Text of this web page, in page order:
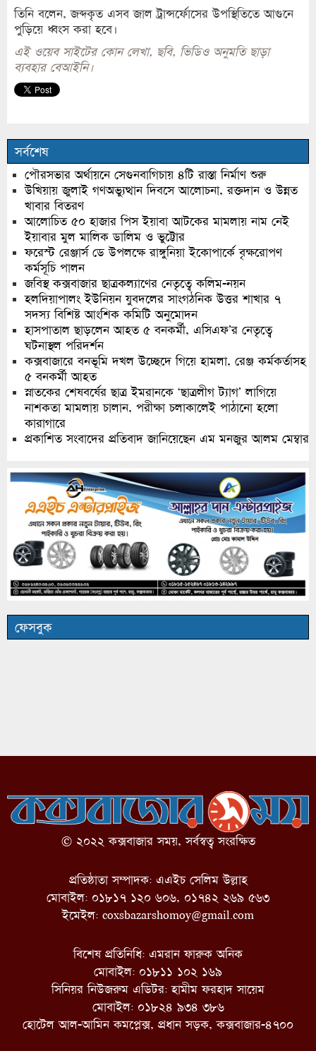
তিনি বলেন, জব্দকৃত এসব জাল ট্রান্সর্ফোসের উপস্থিতিতে আগুনে
পুড়িয়ে ধ্বংস করা হবে।
এই ওয়েব সাইটের কোন লেখা, ছবি, ভিডিও অনুমতি ছাড়া
ব্যবহার বেআইনি।
সর্বশেষ
পৌরসভার অর্থায়নে সেগুনবাগিচায় ৪টি রাস্তা নির্মাণ শুরু
উখিয়ায় জুলাই গণঅভ্যুত্থান দিবসে আলোচনা, রক্তদান ও উন্নত
খাবার বিতরণ
আলোচিত ৫০ হাজার পিস ইয়াবা আটকের মামলায় নাম নেই
ইয়াবার মুল মালিক ডালিম ও ভুট্টোর
ফরেস্ট রেঞ্জার্স ডে উপলক্ষে রাঙ্গুনিয়া ইকোপার্কে বৃক্ষরোপণ
কর্মসূচি পালন
জবিস্থ কক্সবাজার ছাত্রকল্যাণের নেতৃত্বে কলিম-নয়ন
হলদিয়াপালং ইউনিয়ন যুবদলের সাংগঠনিক উত্তর শাখার ৭
সদস্য বিশিষ্ট আংশিক কমিটি অনুমোদন
হাসপাতাল ছাড়লেন আহত ৫ বনকর্মী, এসিএফ’র নেতৃত্বে
ঘটনাস্থল পরিদর্শন
কক্সবাজারে বনভূমি দখল উচ্ছেদে গিয়ে হামলা, রেঞ্জ কর্মকর্তাসহ
৫ বনকর্মী আহত
স্নাতকের শেষবর্ষের ছাত্র ইমরানকে ‘ছাত্রলীগ ট্যাগ’ লাগিয়ে
নাশকতা মামলায় চালান, পরীক্ষা চলাকালেই পাঠানো হলো
কারাগারে
প্রকাশিত সংবাদের প্রতিবাদ জানিয়েছেন এম মনজুর আলম মেম্বার
ফেসবুক
© ২০২২ কক্সবাজার সময়, সর্বস্বত্ব সংরক্ষিত
প্রতিষ্ঠাতা সম্পাদক: এএইচ সেলিম উল্লাহ
মোবাইল: ০১৮১৭ ১২০ ৬০৬, ০১৭৪২ ২৬৯ ৫৬৩
ইমেইল: coxsbazarshomoy@gmail.com
বিশেষ প্রতিনিধি: এমরান ফারুক অনিক
মোবাইল: ০১৮১১ ১০২ ১৬৯
সিনিয়র নিউজরুম এডিটর: হামীম ফরহাদ সায়েম
মোবাইল: ০১৮২৪ ৯৩৪ ৩৮৬
হোটেল আল-আমিন কমপ্লেক্স, প্রধান সড়ক, কক্সবাজার-৪৭০০